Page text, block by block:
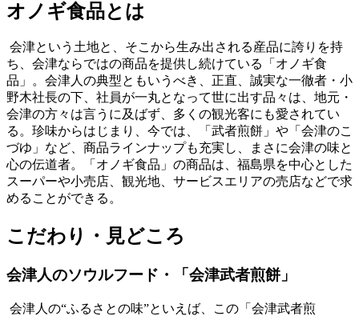
オノギ食品とは
会津という土地と、そこから生み出される産品に誇りを持
ち、会津ならではの商品を提供し続けている「オノギ食
品」。会津人の典型ともいうべき、正直、誠実な一徹者・小
野木社長の下、社員が一丸となって世に出す品々は、地元・
会津の方々は言うに及ばず、多くの観光客にも愛されてい
る。珍味からはじまり、今では、「武者煎餅」や「会津のこ
づゆ」など、商品ラインナップも充実し、まさに会津の味と
心の伝道者。「オノギ食品」の商品は、福島県を中心とした
スーパーや小売店、観光地、サービスエリアの売店などで求
めることができる。
こだわり・見どころ
会津人のソウルフード・「会津武者煎餅」
会津人の“ふるさとの味”といえば、この「会津武者煎